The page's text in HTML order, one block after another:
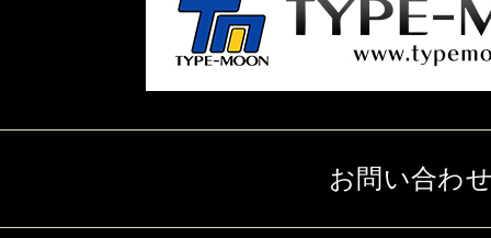
お問い合わ